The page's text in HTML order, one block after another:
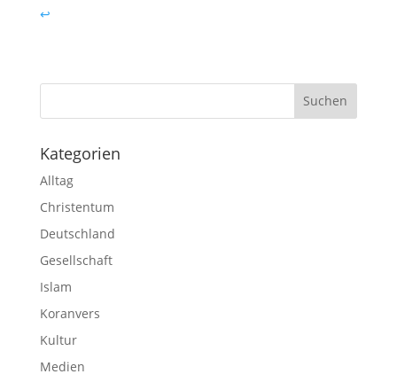
↩︎
Kategorien
Alltag
Christentum
Deutschland
Gesellschaft
Islam
Koranvers
Kultur
Medien